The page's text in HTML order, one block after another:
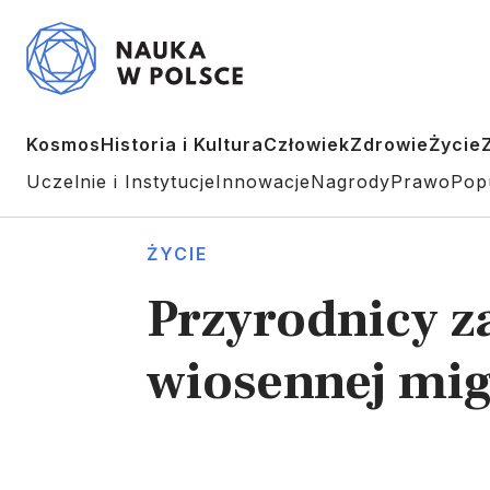
KosmosHistoria i KulturaCzłowiekZdrowieŻycie
Uczelnie i InstytucjeInnowacjeNagrodyPrawo
ŻYCIE
Przyrodnicy
wiosennej